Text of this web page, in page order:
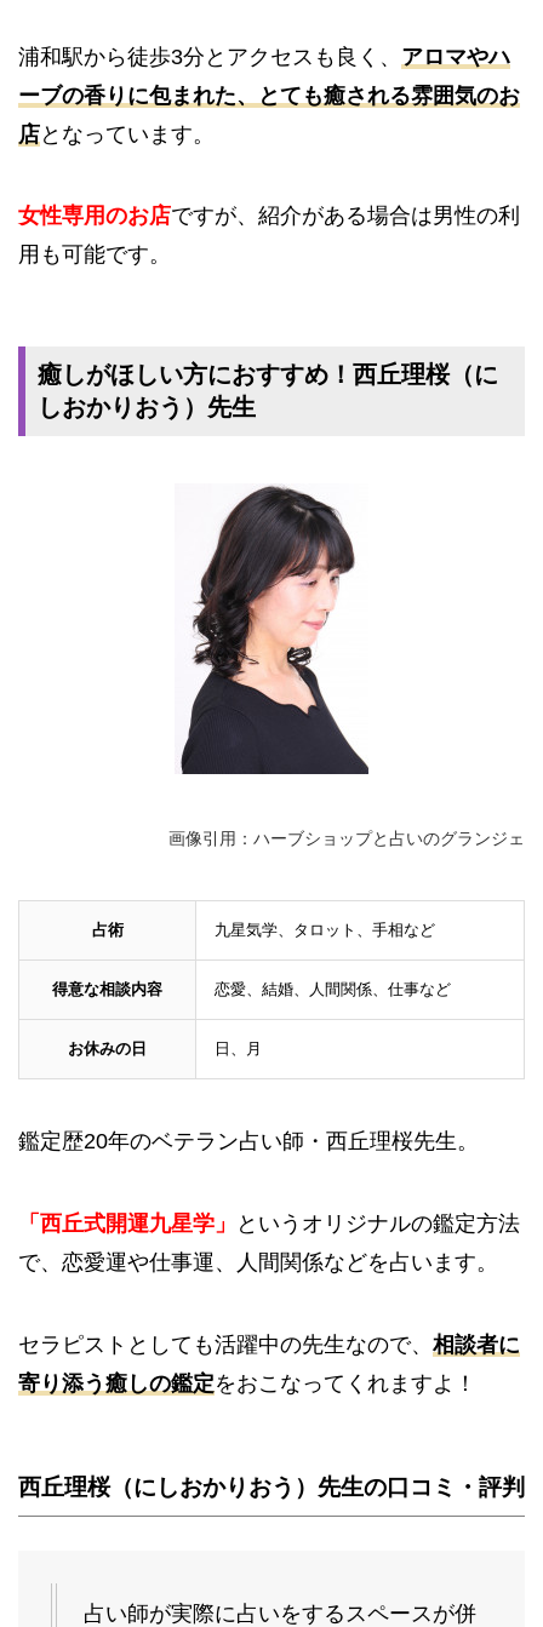
浦和駅から徒歩3分とアクセスも良く、 アロマやハ
ーブの香りに包まれた、とても癒される雰囲気のお
店となっています。
女性専用のお店ですが、紹介がある場合は男性の利
用も可能です。
癒しがほしい方におすすめ！西丘理桜（に
しおかりおう）先生
画像引用：ハーブショップと占いのグランジェ
占術 九星気学、タロット、手相など
得意な相談内容 恋愛、結婚、人間関係、仕事など
お休みの日 日、月
鑑定歴20年のベテラン占い師・西丘理桜先生。
「西丘式開運九星学」
というオリジナルの鑑定方法
で、恋愛運や仕事運、人間関係などを占います。
セラピストとしても活躍中の先生なので、 相談者に
寄り添う癒しの鑑定をおこなってくれますよ！
西丘理桜（にしおかりおう）先生の口コミ・評判
占い師が実際に占いをするスペースが併